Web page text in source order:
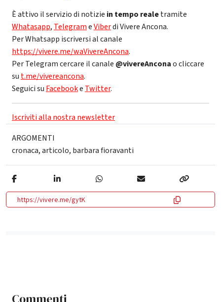
È attivo il servizio di notizie in tempo realetramite
Whatasapp, TelegrameViberdi Vivere Ancona.
Per Whatsapp iscriversi al canale
https://vivere.me/waVivereAncona.
Per Telegram cercare il canale @vivereAnconao cliccare
su t.me/vivereancona.
Seguici su Facebooke Twitter.
Iscriviti alla nostra newsletter
ARGOMENTI
cronaca,articolo, barbara fioravanti
https://vivere.me/gytK